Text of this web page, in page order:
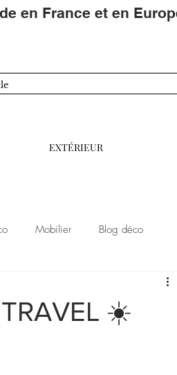
EXTÉRIEUR
Mobilier Blog déco
☀️